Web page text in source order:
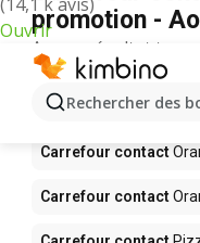
Ouvrir
Rechercher des
promotion -
Aucun résultat
D’autres
Carrefour
Carrefour contact
Carrefour contact